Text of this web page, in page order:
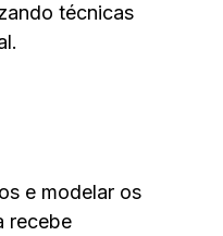
técnicas
e modelar os
recebe